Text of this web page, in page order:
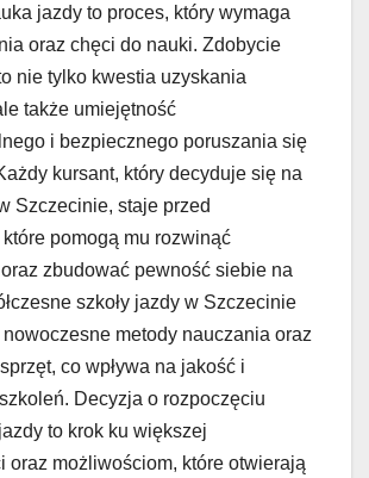
jazdy to proces, który wymaga
oraz chęci do nauki. Zdobycie
nie tylko kwestia uzyskania
także umiejętność
i bezpiecznego poruszania się
kursant, który decyduje się na
Szczecinie, staje przed
pomogą mu rozwinąć
zbudować pewność siebie na
szkoły jazdy w Szczecinie
metody nauczania oraz
co wpływa na jakość i
Decyzja o rozpoczęciu
to krok ku większej
oraz możliwościom, które otwierają